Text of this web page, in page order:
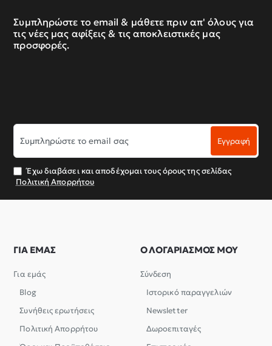
Συμπληρώστε το email & μάθετε πριν απ' όλους για
τις νέες μας αφίξεις & τις αποκλειστικές μας
προσφορές.
Συμπληρώστε
το
email
σας
Εγγραφή
Έχω διαβάσει και αποδέχομαι τους όρους της σελίδας
Πολιτική Απορρήτου
ΓΙΑ ΕΜΑΣ
Για εμάς
Blog
Συνήθεις ερωτήσεις
Πολιτική Απορρήτου
Ο ΛΟΓΑΡΙΑΣΜΟΣ ΜΟΥ
Σύνδεση
Ιστορικό παραγγελιών
Newsletter
Δωροεπιταγές